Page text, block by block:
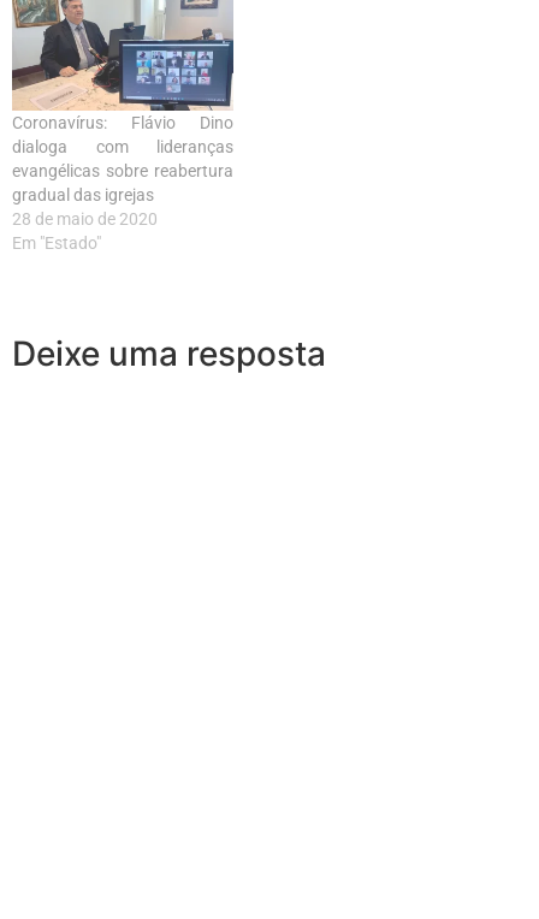
Coronavírus: Flávio Dino
dialoga com lideranças
evangélicas sobre reabertura
gradual das igrejas
28 de maio de 2020
Em "Estado"
Deixe uma resposta